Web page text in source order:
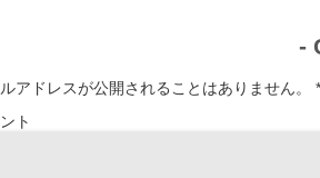
-
アドレスが公開されることはありません。
*
ト